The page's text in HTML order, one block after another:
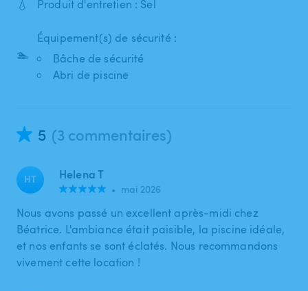
💧 Produit d'entretien : Sel
🏊
Équipement(s) de sécurité :
Bâche de sécurité
Abri de piscine
5 (3 commentaires)
HT Helena T
• mai 2026
Nous avons passé un excellent après-midi chez
Béatrice. L'ambiance était paisible, la piscine idéale,
et nos enfants se sont éclatés. Nous recommandons
vivement cette location !